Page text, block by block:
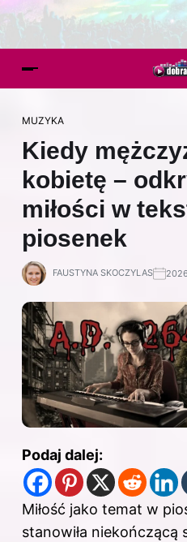
MUZYKA
Kiedy
kobietę –
miłości w
piosenek
FAUSTYNA SKOCZYLAS
Podaj dalej:
Miłość jako temat w
stanowiła niekończącą